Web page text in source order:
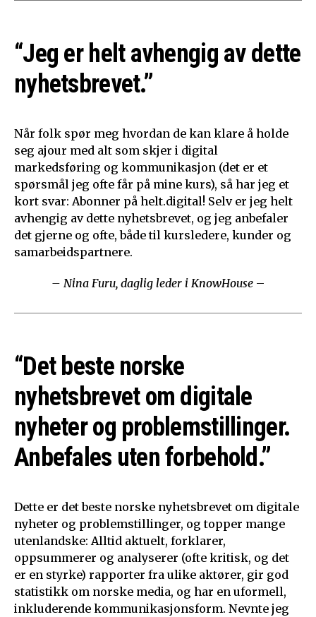
“Jeg er helt avhengig av dette
nyhetsbrevet.”
Når folk spør meg hvordan de kan klare å holde
seg ajour med alt som skjer i digital
markedsføring og kommunikasjon (det er et
spørsmål jeg ofte får på mine kurs), så har jeg et
kort svar: Abonner på helt.digital! Selv er jeg helt
avhengig av dette nyhetsbrevet, og jeg anbefaler
det gjerne og ofte, både til kursledere, kunder og
samarbeidspartnere.
– Nina Furu, daglig leder i KnowHouse –
“Det beste norske
nyhetsbrevet om digitale
nyheter og problemstillinger.
Anbefales uten forbehold.”
Dette er det beste norske nyhetsbrevet om digitale
nyheter og problemstillinger, og topper mange
utenlandske: Alltid aktuelt, forklarer,
oppsummerer og analyserer (ofte kritisk, og det
er en styrke) rapporter fra ulike aktører, gir god
statistikk om norske media, og har en uformell,
inkluderende kommunikasjonsform. Nevnte jeg